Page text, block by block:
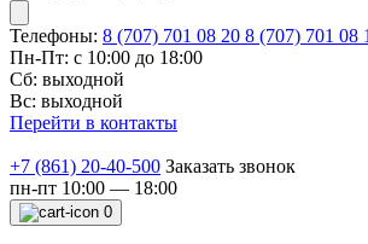
Телефоны: 8 (707) 701 08 20 8 (707) 701 08
Пн-Пт: с 10:00 до 18:00
Сб: выходной
Вс: выходной
Перейти в контакты
+7 (861) 20-40-500 Заказать звонок
пн-пт 10:00 — 18:00
0